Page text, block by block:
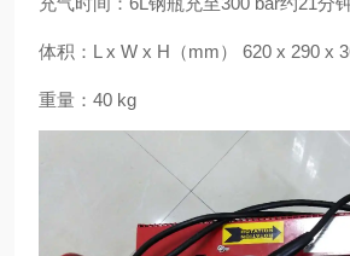
体积：L x W x H（mm） 620 x 290 x
重量：40 kg